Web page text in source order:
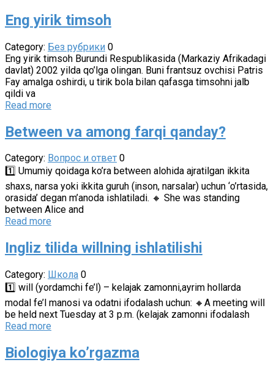
Eng yirik timsoh
Category: Без рубрики 0
Eng yirik timsoh Burundi Respublikasida (Markaziy Afrikadagi
davlat) 2002 yilda qo’lga olingan. Buni frantsuz ovchisi Patris
Fay amalga oshirdi, u tirik bola bilan qafasga timsohni jalb
qildi va
Read more
Between va among farqi qanday?
Category: Вопрос и ответ 0
1️⃣ Umumiy qoidaga ko’ra between alohida ajratilgan ikkita
shaxs, narsa yoki ikkita guruh (inson, narsalar) uchun ‘o’rtasida,
orasida’ degan m’anoda ishlatiladi. 🔸 She was standing
between Alice and
Read more
Ingliz tilida willning ishlatilishi
Category: Школа 0
1️⃣ will (yordamchi fe’l) – kelajak zamonni,ayrim hollarda
modal fe’l manosi va odatni ifodalash uchun: 🔸A meeting will
be held next Tuesday at 3 p.m. (kelajak zamonni ifodalash
Read more
Biologiya ko’rgazma